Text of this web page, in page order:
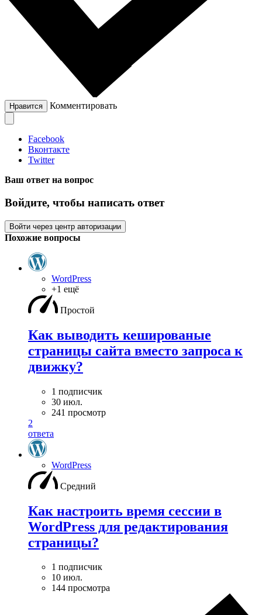
Нравится Комментировать
Facebook
Вконтакте
Twitter
Ваш ответ на вопрос
Войдите, чтобы написать ответ
Войти через центр авторизации
Похожие вопросы
WordPress
+1 ещё
Простой
Как выводить кешированые
страницы сайта вместо запроса к
движку?
1 подписчик
30 июл.
241 просмотр
2
ответа
WordPress
Средний
Как настроить время сессии в
WordPress для редактирования
страницы?
1 подписчик
10 июл.
144 просмотра